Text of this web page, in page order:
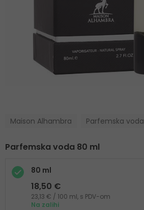
Maison Alhambra Parfemska voda
Parfemska voda 80 ml
80 ml
18,50 €
23,13 € / 100 ml, s PDV-om
Na zalihi